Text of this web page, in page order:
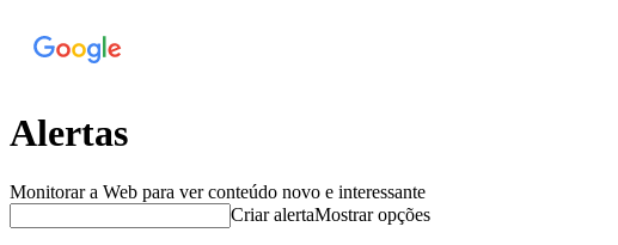
Alertas
Monitorar a Web para ver conteúdo novo e interessante
Criar alertaMostrar opções